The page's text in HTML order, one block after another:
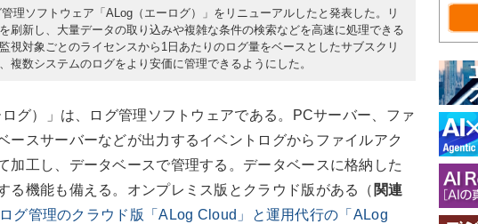
理ソフトウェア「ALog（エーログ）」をリニューアルしたと発表した。リ
刷新し、大量データの取り込みや複雑な条件の検索などを高速に処理できる
視対象ごとのライセンスから1日あたりのログ量をベースとしたサブスクリ
複数システムのログをより安価に管理できるようにした。
グ）」は、ログ管理ソフトウェアである。PCサーバー、ファ
ースサーバーなどが出力するイベントログからファイルアク
加工し、データベースで管理する。データベースに格納した
る機能も備える。オンプレミス版とクラウド版がある（ 関連
グ管理のクラウド版「ALog Cloud」と運用代行の「ALog